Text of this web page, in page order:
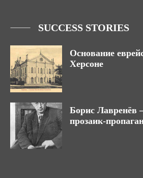
SUCCESS STORIES
Основание
Херсоне
Борис Лавренёв
прозаик-